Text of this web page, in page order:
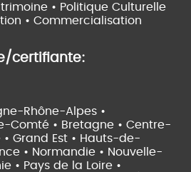
• Politique Culturelle
• Commercialisation
certifiante:
Rhône-Alpes •
Comté • Bretagne • Centre-
• Grand Est • Hauts-de-
• Normandie • Nouvelle-
• Pays de la Loire •